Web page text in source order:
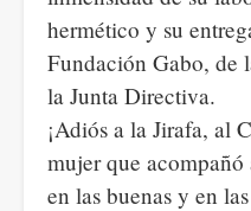
hermético y su
Fundación Gabo, de
la Junta Directiva.
¡Adiós a la Jirafa, al
mujer que
en las buenas y en